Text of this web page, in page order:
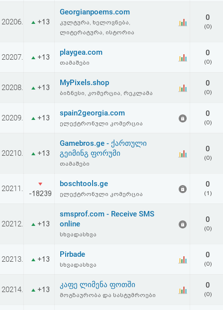
HTML
სალიცენზიო
შეთანხმება
პასუხისმგებლობის
20206. +13
Georgianpoems.com
კულტურა, ხელოვნება,
ლიტერატურა, ისტორია
0
(0)
20207. +13
playgea.com
თამაშები
0
(0)
20208. +13
MyPixels.shop
ბიზნესი, კომერცია, რეკლამა
0
(0)
20209. +13
spain2georgia.com
ელექტრონული კომერცია
0
(0)
20210. +13
Gamebros.ge - ქართული
გეიმინგ ფორუმი
თამაშები
0
(0)
20211.
-18239
boschtools.ge
ელექტრონული კომერცია
0
(1)
20212. +13
smsprof.com - Receive SMS
online
სხვადასხვა
0
(0)
20213. +13
Pirbade
სხვადასხვა
0
(0)
20214. +13
კაფე ლიმენა ფოთში
მოგზაურობა და სასტუმროები
0
(0)